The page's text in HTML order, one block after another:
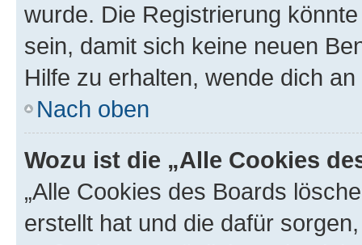
wurde. Die Registrierung
sein, damit sich keine neuen
Hilfe zu erhalten, wende dich
Nach oben
Wozu ist die „Alle Cookies
„Alle Cookies des Boards
erstellt hat und die dafür